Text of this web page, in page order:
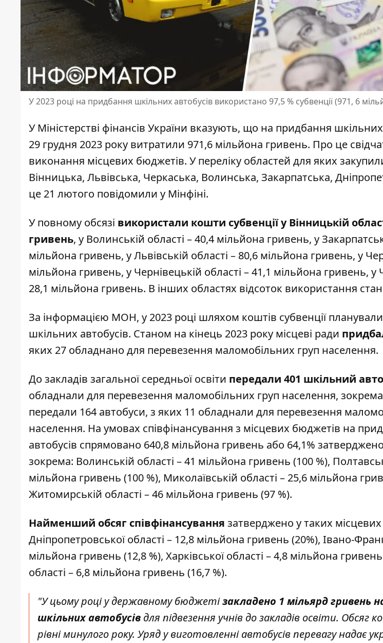
У 2023 році на придбання шкільних автобусів використано 97,5 % субвенції (971, 6
У Міністерстві фінансів України вказують, що на придбання
29 грудня 2023 року витратили 971,6 мільйона гривень. Про це
виконання місцевих бюджетів. У переліку областей для яких
Вінницька, Львівська, Черкаська, Волинська, Закарпатська,
це 21 лютого повідомили у Мінфіні.
У повному обсязі використали кошти субвенціїу Вінницькій
гривень, у Волинській області – 40,4 мільйона гривень, у
мільйона гривень, у Львівській області – 80,6 мільйона гривень, у
мільйона гривень, у Чернівецькій області – 41,1 мільйона гривень, у
28,1 мільйона гривень. В інших областях відсоток використання
За інформацією МОН, у 2023 році шляхом коштів субвенції
шкільних автобусів. Станом на кінець 2023 року місцеві ради
яких 27 обладнано для перевезення маломобільних груп населення.
До закладів загальної середньої освіти передали 401 шкільний
обладнали для перевезення маломобільних груп населення,
передали 164 автобуси, з яких 11 обладнали для перевезення
населення. На умовах співфінансування з місцевих бюджетів на
автобусів спрямовано 640,8 мільйона гривень або 64,1%
зокрема: Волинській області – 41 мільйона гривень (100 %),
мільйона гривень (100 %), Миколаївській області – 25,6 мільйона
Житомирській області – 46 мільйона гривень (97 %).
Найменший обсяг співфінансування затверджено у таких
Дніпропетровської області – 12,8 мільйона гривень (20%), Івано-
мільйона гривень (12,8 %), Харківської області – 4,8 мільйона
області – 6,8 мільйона гривень (16,7 %).
"У цьому році у державному бюджетізакладено 1 мільярд гривень
шкільних автобусів для підвезення учнів до закладів освіти. Обсяг
рівні минулого року. Уряд у виготовленні автобусів перевагу надає